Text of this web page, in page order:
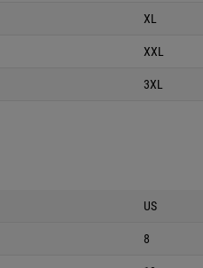
XL
XXL
3XL
US
8